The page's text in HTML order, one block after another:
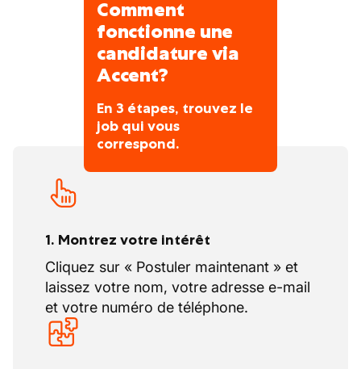
Talutage et blindage.
Comment
fonctionne une
candidature via
Accent?
En 3 étapes, trouvez le
job qui vous
correspond.
1. Montrez votre intérêt
Cliquez sur « Postuler maintenant » et
laissez votre nom, votre adresse e-mail
et votre numéro de téléphone.